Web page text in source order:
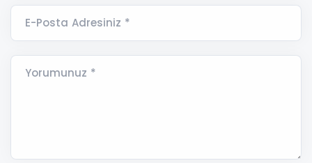
E-Posta Adresiniz *
Yorumunuz *